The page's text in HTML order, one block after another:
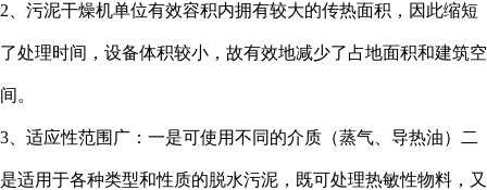
2、污泥干燥机单位有效容积内拥有较大的传热面积，因此缩短
了处理时间，设备体积较小，故有效地减少了占地面积和建筑空
间。
3、适应性范围广：一是可使用不同的介质（蒸气、导热油）二
是适用于各种类型和性质的脱水污泥，既可处理热敏性物料，又